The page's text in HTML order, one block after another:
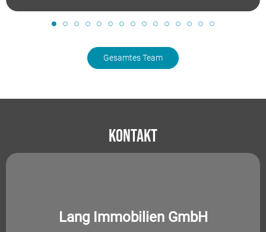
Gesamtes Team
Kontakt
Lang Immobilien GmbH